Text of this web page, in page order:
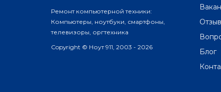
Ремонт компьютерной техники:
Компьютеры, ноутбуки, смартфоны,
телевизоры, оргтехника
Copyright © Ноут 911, 2003 - 2026
Блог